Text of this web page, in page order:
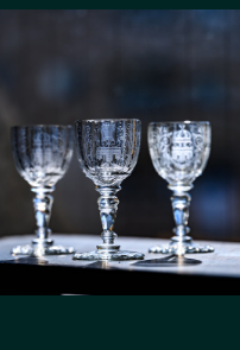
J. & L. LOBMEYR "MARIA
THERESIA" glass 1910
¥66,000